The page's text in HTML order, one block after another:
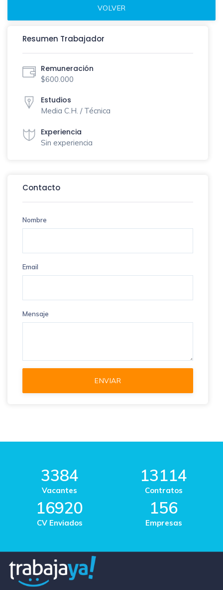
Resumen Trabajador
Remuneración
$600.000
Estudios
Media C.H. / Técnica
Experiencia
Sin experiencia
Contacto
Nombre
Email
Mensaje
3384
Vacantes
13114
Contratos
16920
CV Enviados
156
Empresas